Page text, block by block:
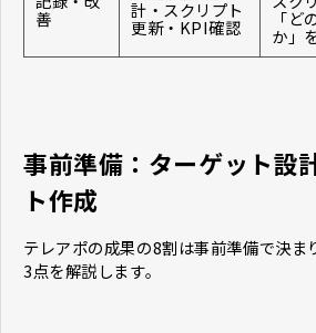
善 計・スクリプト
更新・KPI確認 「ど
か」
事前準備：ターゲット設
ト作成
テレアポの成果の8割は事前準備で決ま
3点を解説します。